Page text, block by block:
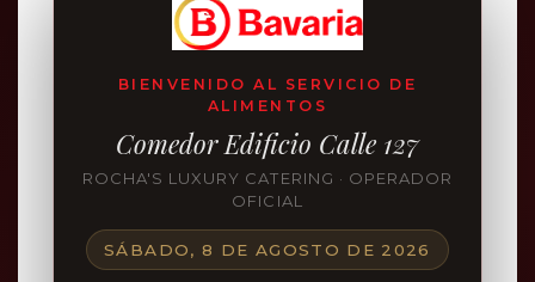
BIENVENIDO AL SERVICIO DE
ALIMENTOS
Comedor Edificio Calle 127
ROCHA'S LUXURY CATERING · OPERADOR
OFICIAL
SÁBADO, 8 DE AGOSTO DE 2026